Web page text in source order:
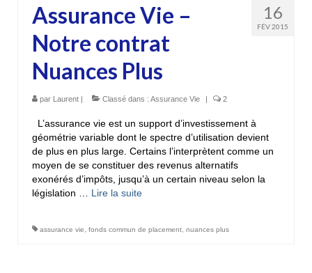
16
FÉV 2015
Assurance Vie –
Notre contrat
Nuances Plus
par Laurent | Classé dans : Assurance Vie | 2
L’assurance vie est un support d’investissement à
géométrie variable dont le spectre d’utilisation devient
de plus en plus large. Certains l’interprètent comme un
moyen de se constituer des revenus alternatifs
exonérés d’impôts, jusqu’à un certain niveau selon la
législation … Lire la suite­­
assurance vie fonds commun de placement nuances plus